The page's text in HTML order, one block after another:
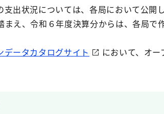
出状況については、各局において公開
まえ、令和６年度決算分からは、各局
データカタログサイト において、オー